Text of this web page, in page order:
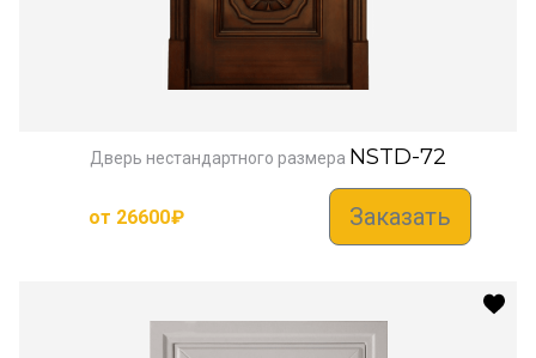
Дверь нестандартного размера NSTD-72
от 26600₽ Заказать